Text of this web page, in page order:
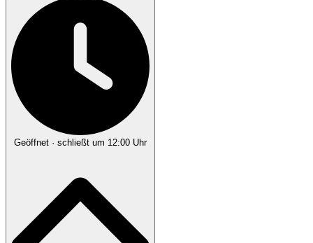
Geöffnet · schließt um 12:00 Uhr